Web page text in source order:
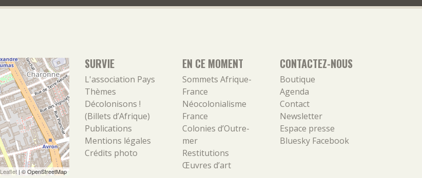
Leaflet | ©OpenStreetMap
SURVIE
L'association Pays
Thèmes
Décolonisons !
(Billets d’Afrique)
Publications
Mentions légales
Crédits photo
EN CE MOMENT
Sommets Afrique-
France
Néocolonialisme
France
Colonies d’Outre-
mer
Restitutions
Œuvres d’art
CONTACTEZ-NOUS
Boutique
Agenda
Contact
Newsletter
Espace presse
Bluesky Facebook